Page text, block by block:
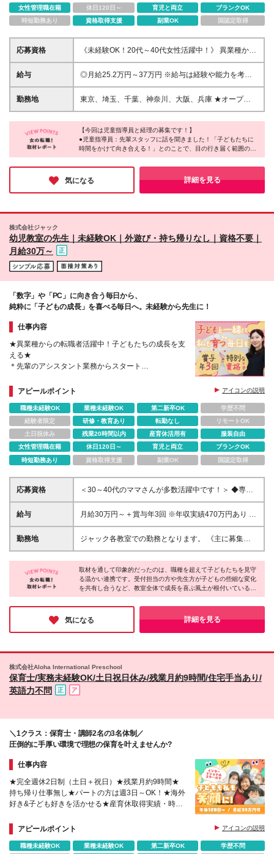
女性管理職在籍 休日120日～ 育児と両立
ブランクOK
時短勤務あり
資格取得支援 副業OK 国認定取得
応募資格
《未経験OK！20代～40代女性活躍中！》 異業種から
転職した先輩たちが多数活躍中です♪ ★学歴不問 ★カ
ラダを動かすことが好きな方 ＼* こんな方にこそオス
方 ●ゆとりのある環境で長期的に働きたい方 ●「子ど
もが好き」「運動が好き」という方 ●残業・持ち帰り
工夫しながらより良い仕事がしたい方 など
給与
◎月給25.2万円～37万円 ※給与は経験や能力を考慮
し決定 ※試用期間3ヶ月（期間内の給与・待遇面に差
異は発生しません） ※月給には固定残業代（40,000
無に関わらず支給しています！ ┗実質20時間分の固
定残業代が給与に含まれるイメージです！ 【各種手
当あり】 ・通勤手当（規定あり） ・役職や役割に応
発達支援管理責任者／週32時間の場合：月給28万円
～、週40時間の場合：月給30万円～ ※各種手当別途
支給あり ※経験に応じて給与相談可
勤務地
東京、埼玉、千葉、神奈川、大阪、兵庫 ★オープニ
ングスタッフも募集中！ ★転勤なし
【今回は児童指導員と経理の募集です！】
●児童指導員：先輩スタッフに話を聞きました！「子どもたちに
時間をかけて向き合える！」とのことで、目の行き届く範囲の人
数規模でお子さまのためを想った工夫を凝らせるのが魅力だそう
です♪
●経理：CFO直下で経営視点を持った市場価値の高い経理を目指
せるのだとか！子どもたちの未来を支えながら、自身の専門性も
広げられる環境で成長できるのが魅力だそうです♪
気になる 詳細を見る
株式会社ジャック
幼児教室の先生｜未経験OK｜外遊び・持ち帰りなし｜資格不要｜
月給30万～
「数字」や「PC」に向き合う毎日から、
純粋に「子どもの成長」を喜べる毎日へ。未経験から先生に！
仕事内容
★異業種からの転職者活躍中！子どもたちの成長を支
える★
＊先輩のアシスタント業務からスタート
＊外遊び・持ち帰りなし＆残業少なめ
＊30代・40代活躍中！産育休取得実績多数
アピールポイント アイコンの説明
職種未経験OK 業種未経験OK 第二新卒OK
学歴不問
経験者限定
研修・教育あり 転勤なし
リモートOK
土日祝休み
残業20時間以内 産育休活用有
服装自由
女性管理職在籍
休日120日～ 育児と両立
ブランクOK
時短勤務あり
資格取得支援 副業OK 国認定取得
応募資格
＜30～40代のママさんが多数活躍中です！＞ ◆専
門・短大卒以上 ◆未経験OK！ ＜こんな方を歓迎！＞
◇なんらかの指導経験をお持ちの方 ◇私立小学校の
教室に通われていた経験を通し、 ご興味を持たれた
方のご応募も大歓迎です！ ＊以下の経験がある方は
幼児教室の講師経験 ◎幼稚園講師の経験 ◎塾などで
の講師経験 ◎体操指導の経験やスポーツで活躍した
経験
給与
月給30万円～＋賞与年3回 ※年収実績470万円あり ※
幼稚園・幼児教室での指導経験者はスキルを考慮の
上、当社規定により優遇します。 ※残業代は別途全額
せん。 ☆評価をきちんと待遇に反映します！
勤務地
ジャック各教室での勤務となります。 《主に募集し
ている教室》 ■国立教室 国立市中1-9-30 国立せきや
ビル4F ■広尾教室 港区元麻布 2-1-17 坂本ビル5F ■お
茶の水教室 千代田区神田駿河台 2-3-14 桜井ビル1F ■
吉祥寺教室 武蔵野市吉祥寺本町1-20-13 ウェルビーズ
吉祥寺3F・4F 《その他の教室》 ■渋谷教室（渋谷区
渋谷） ■白金台教室（港区白金台） ■田園調布教室
（大田区田園調布） ■四谷教室（新宿区四谷本塩町）
■目白駅前教室（豊島区目白） ■成城教室（世田谷区
新町教室（世田谷区新町） ■中野教室（中野区中野）
※渋谷教室、田園調布教室、広尾教室、目白駅前教
取材を通して印象的だったのは、職種を超えて子どもたちを見守
る温かい連携です。受付担当の方や先生方が子どもの些細な変化
を共有し合うなど、教室全体で成長を喜ぶ風土が根付いているそ
う！また、スタッフの方々の協力体制が万全で、残業は月平均10
時間程度とのこと。教育に携わるやりがいと、自分の生活を大切
にできる働きやすさを両立。心にゆとりを持ちながら、未経験か
らでも長く輝ける素敵な環境だと感じました◎
気になる 詳細を見る
株式会社Aloha International Preschool
保育士/実務未経験OK/土日祝日休み/残業月約9時間/住宅手当あり/
英語力不問
＼1クラス：保育士・講師2名の3名体制／
圧倒的に手厚い環境で理想の保育を叶えませんか?
仕事内容
★完全週休2日制（土日＋祝日）★残業月約9時間★
持ち帰り仕事無し★パートの方は週3日～OK！★海外
好き&子ども好きを活かせる★産育休取得実績・時短
ください♪
アピールポイント アイコンの説明
職種未経験OK 業種未経験OK 第二新卒OK
学歴不問